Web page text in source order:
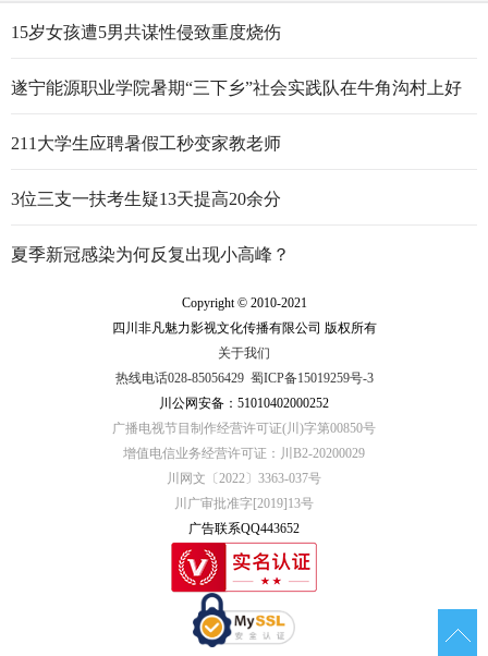
15岁女孩遭5男共谋性侵致重度烧伤
遂宁能源职业学院暑期“三下乡”社会实践队在牛角沟村上好
211大学生应聘暑假工秒变家教老师
3位三支一扶考生疑13天提高20余分
夏季新冠感染为何反复出现小高峰？
Copyright © 2010-2021
四川非凡魅力影视文化传播有限公司 版权所有
关于我们
热线电话028-85056429 蜀ICP备15019259号-3
川公网安备：51010402000252
广播电视节目制作经营许可证(川)字第00850号
增值电信业务经营许可证：川B2-20200029
川网文〔2022〕3363-037号
川广审批准字[2019]13号
广告联系QQ443652